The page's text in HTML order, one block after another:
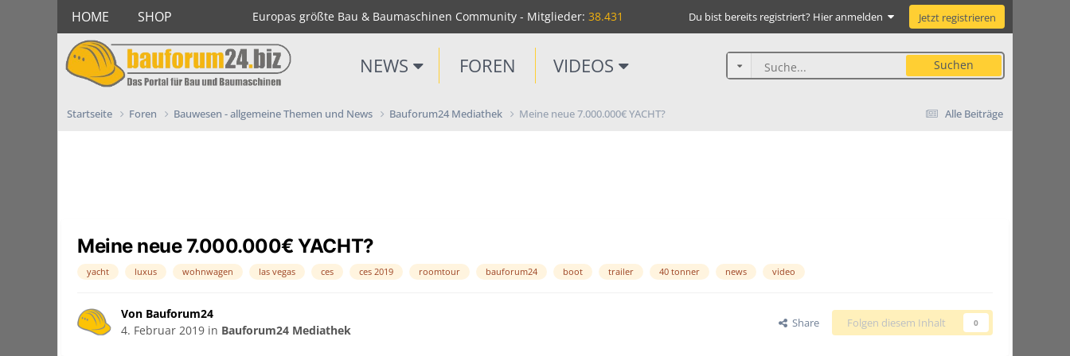
HOME SHOP Europas größte Bau & Baumaschinen Community - Mitglieder: 38.431 Du bist bereits registriert? Hier anmelden Jetzt registrieren
NEWS FOREN VIDEOS Suchen
Alle Beiträge
Startseite Foren Bauwesen - allgemeine Themen und News Bauforum24 Mediathek Meine neue 7.000.000€ YACHT?
Meine neue 7.000.000€ YACHT?
yacht luxus wohnwagen las vegas ces ces 2019 roomtour bauforum24 boot trailer 40 tonner news video
Von Bauforum24
4. Februar 2019 in Bauforum24 Mediathek Share Folgen diesem Inhalt 0